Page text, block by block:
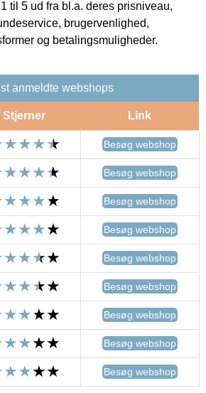
til 5 ud fra bl.a. deres prisniveau,
brugervenlighed,
og betalingsmuligheder.
anmeldte webshops
Stjerner Link
Besøg webshop
Besøg webshop
Besøg webshop
Besøg webshop
Besøg webshop
Besøg webshop
Besøg webshop
Besøg webshop
Besøg webshop